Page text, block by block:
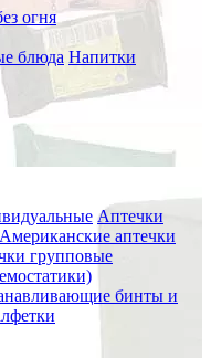
огня
блюда Напитки
Аптечки
Американские аптечки
групповые
бинты и